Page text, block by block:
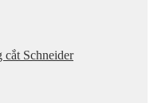
Schneider